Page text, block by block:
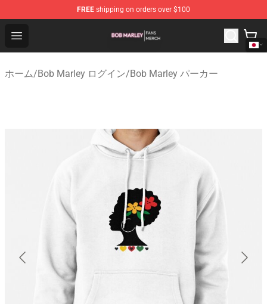
FREE shipping on orders over $100
Open menu
Bob Marley Shop - Official Bob Marley Merchandise
ホーム/Bob Marley ログイン/Bob Marley パーカー